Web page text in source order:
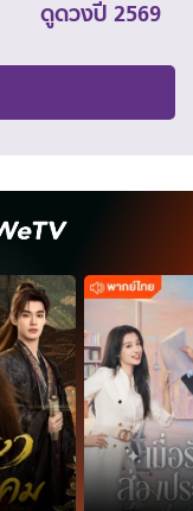
ดูดวงปี 2569